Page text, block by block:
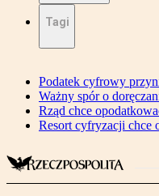
Tagi
Podatek cyfrowy
Ważny spór o
Rząd chce
Resort cyfryzacji chce